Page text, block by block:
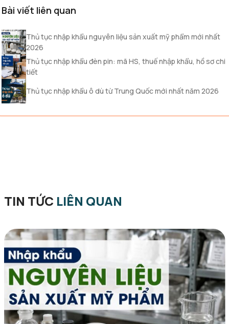
Bài viết liên quan
Thủ tục nhập khẩu nguyên liệu sản xuất mỹ phẩm mới nhất
2026
Thủ tục nhập khẩu đèn pin: mã HS, thuế nhập khẩu, hồ sơ chi
tiết
Thủ tục nhập khẩu ô dù từ Trung Quốc mới nhất năm 2026
TIN TỨC LIÊN QUAN